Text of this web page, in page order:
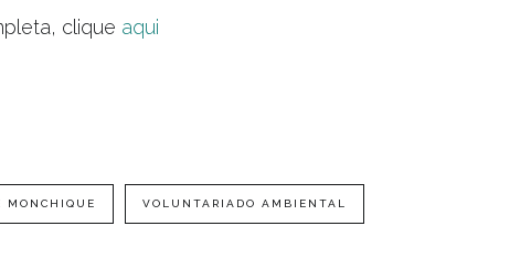
clique aqui
MONCHIQUE VOLUNTARIADO AMBIENTAL